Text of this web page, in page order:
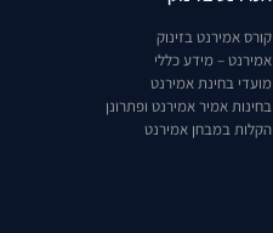
קורס אמירנט בזינוק
אמירנט – מידע כללי
מועדי בחינת אמירנט
בחינות אמיר אמירנט ופתרונן
הקלות במבחן אמירנט